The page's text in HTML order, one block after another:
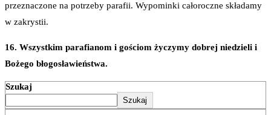
przeznaczone na potrzeby parafii. Wypominki całoroczne składamy
w zakrystii.
16. Wszystkim parafianom i gościom życzymy dobrej niedzieli i
Bożego błogosławieństwa.
Szukaj
Szukaj